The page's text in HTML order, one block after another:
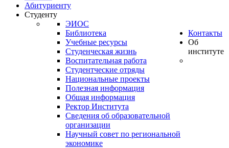
Абитуриенту
Студенту
ЭИОС
Библиотека
Учебные ресурсы
Студенческая жизнь
Воспитательная работа
Студентческие отряды
Национальные проекты
Полезная информация
Контакты
Об
институте
Общая информация
Ректор Института
Сведения об образовательной
организации
Научный совет по региональной
экономике